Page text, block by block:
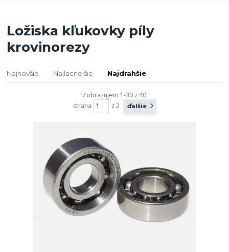
Ložiska kľukovky píly
krovinorezy
Najnovšie Najlacnejšie Najdrahšie
Zobrazujem 1-30 z 40
strana
z 2 ďalšie